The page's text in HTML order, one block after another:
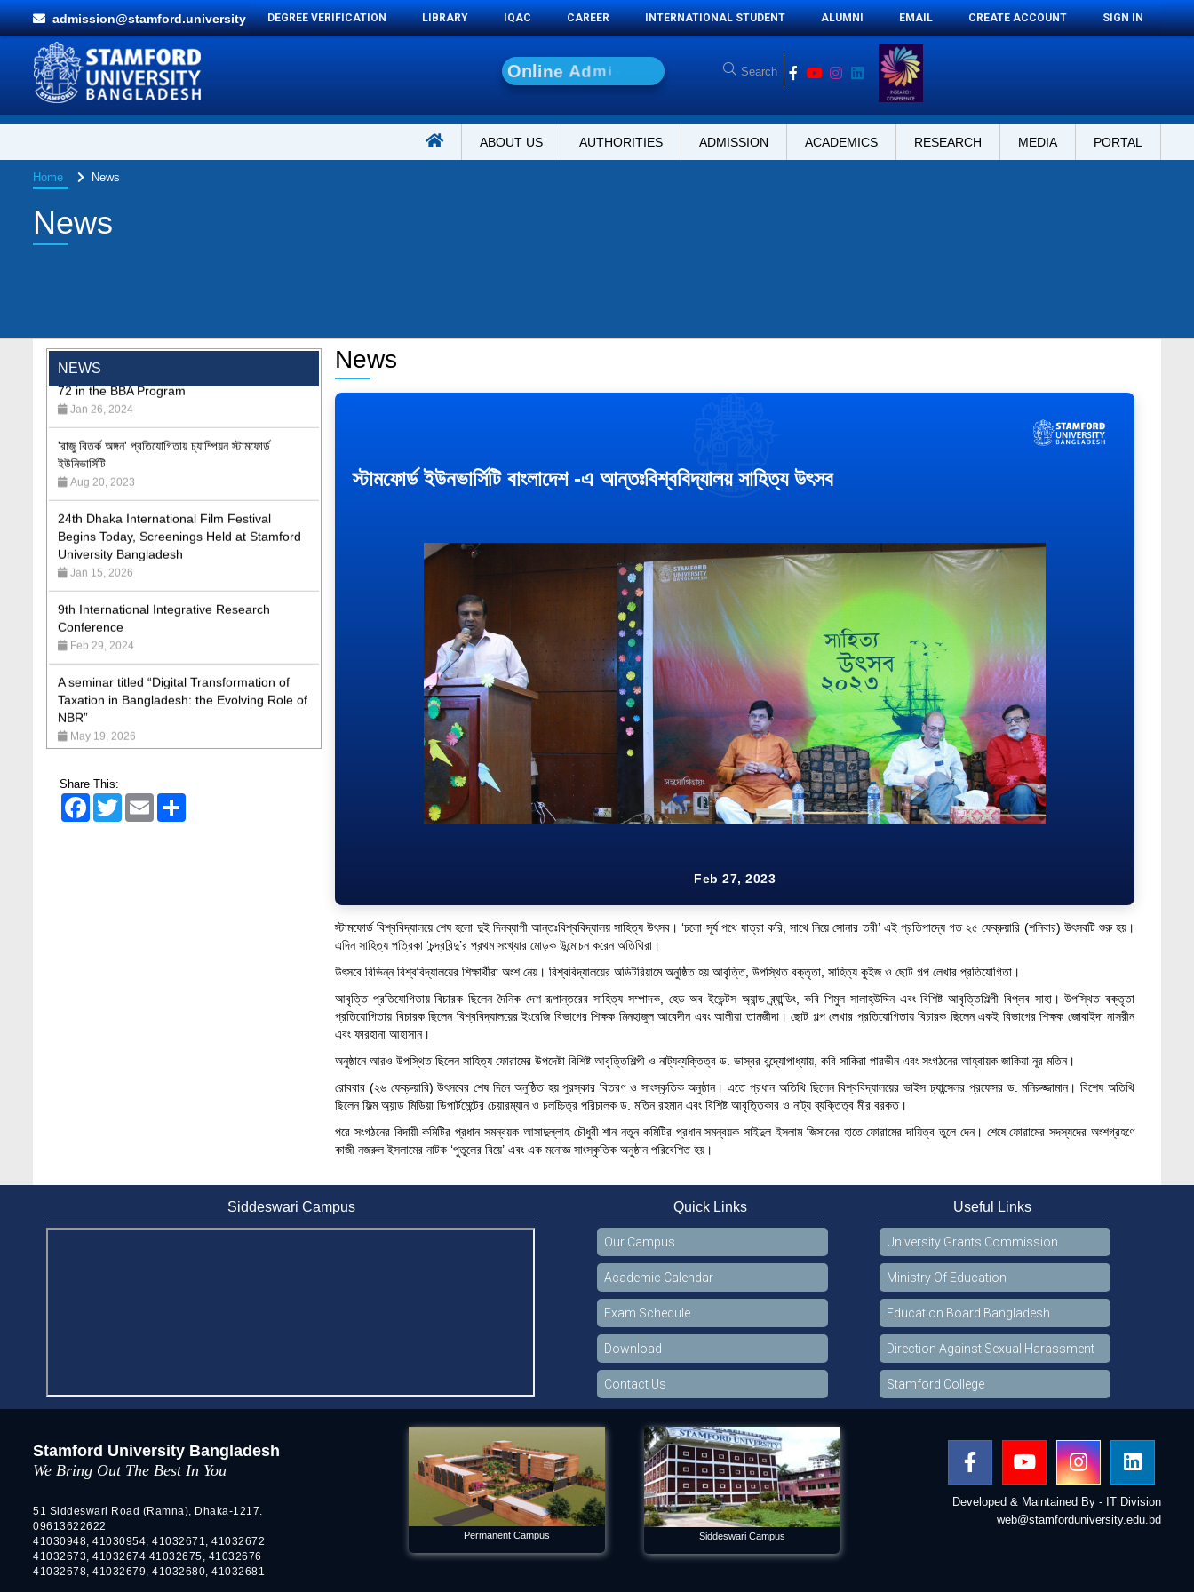
admission@stamford.university DEGREE VERIFICATION LIBRARY IQAC CAREER INTERNATIONAL STUDENT ALUMNI EMAIL CREATE ACCOUNT SIGN IN
On ine Admi
ABOUT US AUTHORITIES ADMISSION ACADEMICS RESEARCH MEDIA PORTAL
Home News
News
NEWS
"Professional Orientation" course of Batch
Jan 26, 2024
'রাজু বিতর্ক অঙ্গন' প্রতিযোগিতায় চ্যাম্পিয়ন স্টামফোর্ড
ইউনিভার্সিটি
Aug 20, 2023
24th Dhaka International Film Festival
Begins Today, Screenings Held at Stamford
University Bangladesh
Jan 15, 2026
9th International Integrative Research
Conference
Feb 29, 2024
A seminar titled “Digital Transformation of
Taxation in Bangladesh: the Evolving Role of
NBR”
May 19, 2026
Academic Excellence Award 2023 and Quiz
Admission Fair Spring 2026 underway at
Jun 11, 2026
Jan 7, 2021
Dhaka University's New Leaders
Mar 6, 2024
Organizes Freshers’ Orientation Program
May 17, 2026
Department of Public Administration,
Share This:
FacebookTwitter Email
News
স্টামফোর্ড ইউনভার্সিটি বাংলাদেশ -এ আন্তঃবিশ্ববিদ্যালয় সাহিত্য উৎসব
Feb 27, 2023
স্টামফোর্ড বিশ্ববিদ্যালয়ে শেষ হলো দুই দিনব্যাপী আন্তঃবিশ্ববিদ্যালয় সাহিত্য উৎসব। ‘চলো সূর্য পথে যাত্রা করি, সাথে নিয়ে সোনার তরী’ এই প্রতিপাদ্যে গত ২৫ ফেব্রুয়ারি (শনিবার) উৎসবটি শুরু হয়।
এদিন সাহিত্য পত্রিকা ‘চন্দ্রবিন্দু’র প্রথম সংখ্যার মোড়ক উন্মোচন করেন অতিথিরা।
উৎসবে বিভিন্ন বিশ্ববিদ্যালয়ের শিক্ষার্থীরা অংশ নেয়। বিশ্ববিদ্যালয়ের অডিটরিয়ামে অনুষ্ঠিত হয় আবৃত্তি, উপস্থিত বক্তৃতা, সাহিত্য কুইজ ও ছোট গল্প লেখার প্রতিযোগিতা।
আবৃত্তি প্রতিযোগিতায় বিচারক ছিলেন দৈনিক দেশ রূপান্তরের সাহিত্য সম্পাদক, হেড অব ইভেন্টস অ্যান্ড ব্র্যান্ডিং, কবি শিমুল সালাহ্উদ্দিন এবং বিশিষ্ট আবৃত্তিশিল্পী বিপ্লব সাহা। উপস্থিত বক্তৃতা
প্রতিযোগিতায় বিচারক ছিলেন বিশ্ববিদ্যালয়ের ইংরেজি বিভাগের শিক্ষক মিনহাজুল আবেদীন এবং আলীয়া তামজীদা। ছোট গল্প লেখার প্রতিযোগিতায় বিচারক ছিলেন একই বিভাগের শিক্ষক জোবাইদা নাসরীন
এবং ফারহানা আহাসান।
অনুষ্ঠানে আরও উপস্থিত ছিলেন সাহিত্য ফোরামের উপদেষ্টা বিশিষ্ট আবৃত্তিশিল্পী ও নাট্যব্যক্তিত্ব ড. ভাস্বর বন্দ্যোপাধ্যায়, কবি সাকিরা পারভীন এবং সংগঠনের আহ্বায়ক জাকিয়া নূর মতিন।
রোববার (২৬ ফেব্রুয়ারি) উৎসবের শেষ দিনে অনুষ্ঠিত হয় পুরস্কার বিতরণ ও সাংস্কৃতিক অনুষ্ঠান। এতে প্রধান অতিথি ছিলেন বিশ্ববিদ্যালয়ের ভাইস চ্যান্সেলর প্রফেসর ড. মনিরুজ্জামান। বিশেষ অতিথি
ছিলেন ফিল্ম অ্যান্ড মিডিয়া ডিপার্টমেন্টের চেয়ারম্যান ও চলচ্চিত্র পরিচালক ড. মতিন রহমান এবং বিশিষ্ট আবৃত্তিকার ও নাট্য ব্যক্তিত্ব মীর বরকত।
পরে সংগঠনের বিদায়ী কমিটির প্রধান সমন্বয়ক আসাদুল্লাহ চৌধুরী শান নতুন কমিটির প্রধান সমন্বয়ক সাইদুল ইসলাম জিসানের হাতে ফোরামের দায়িত্ব তুলে দেন। শেষে ফোরামের সদস্যদের অংশগ্রহণে
কাজী নজরুল ইসলামের নাটক ‘পুতুলের বিয়ে’ এবং এক মনোজ্ঞ সাংস্কৃতিক অনুষ্ঠান পরিবেশিত হয়।
Siddeswari Campus Quick Links
Our Campus
Academic Calendar
Exam Schedule
Download
Contact Us
Useful Links
University Grants Commission
Ministry Of Education
Education Board Bangladesh
Direction Against Sexual Harassment
Stamford College
Stamford University Bangladesh
We Bring Out The Best In You
51 Siddeswari Road (Ramna), Dhaka-1217.
09613622622
41030948, 41030954, 41032671, 41032672
41032673, 41032674 41032675, 41032676
41032678, 41032679, 41032680, 41032681
Permanent Campus Siddeswari Campus
Developed & Maintained By - IT Division
web@stamforduniversity.edu.bd